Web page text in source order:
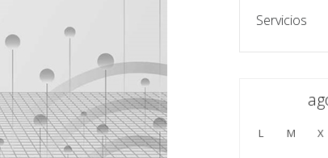
Servicios
L M X